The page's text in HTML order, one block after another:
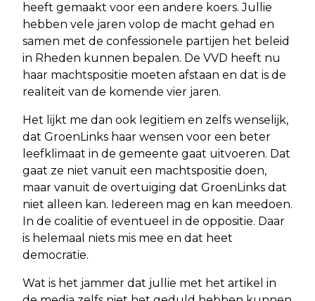
heeft gemaakt voor een andere koers. Jullie
hebben vele jaren volop de macht gehad en
samen met de confessionele partijen het beleid
in Rheden kunnen bepalen. De VVD heeft nu
haar machtspositie moeten afstaan en dat is de
realiteit van de komende vier jaren.
Het lijkt me dan ook legitiem en zelfs wenselijk,
dat GroenLinks haar wensen voor een beter
leefklimaat in de gemeente gaat uitvoeren. Dat
gaat ze niet vanuit een machtspositie doen,
maar vanuit de overtuiging dat GroenLinks dat
niet alleen kan. Iedereen mag en kan meedoen.
In de coalitie of eventueel in de oppositie. Daar
is helemaal niets mis mee en dat heet
democratie.
Wat is het jammer dat jullie met het artikel in